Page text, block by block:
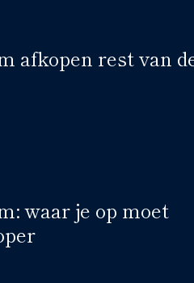
afkopen rest van
waar je op moet